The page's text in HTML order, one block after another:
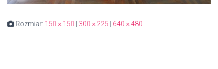
Rozmiar: 150 × 150 | 300 × 225 | 640 × 480